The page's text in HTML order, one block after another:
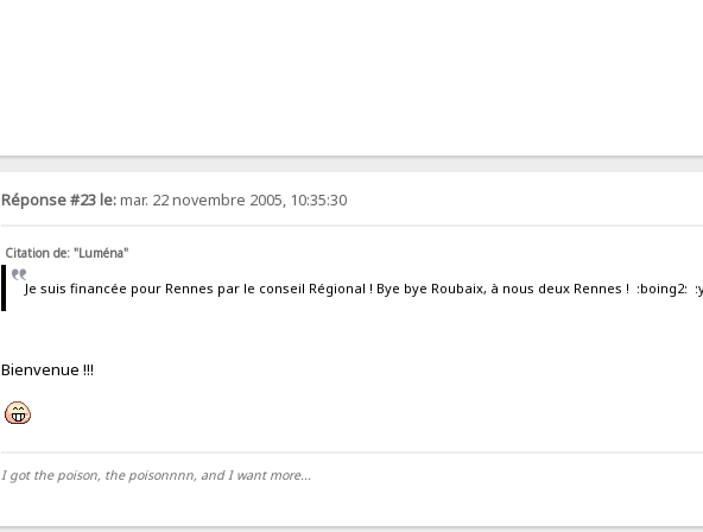
Réponse #23 le:mar. 22 novembre 2005, 10:35:30
Citation de: "Luména"
Je suis financée pour Rennes par le conseil Régional ! Bye bye Roubaix, à nous deux Rennes ! :boing2:
Bienvenue !!!
I got the poison, the poisonnnn, and I want more...